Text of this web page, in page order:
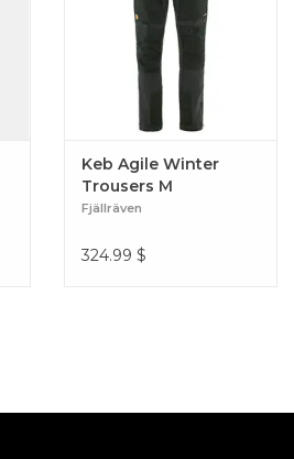
Keb Agile Winter
Trousers M
Fjällräven
324.99 $